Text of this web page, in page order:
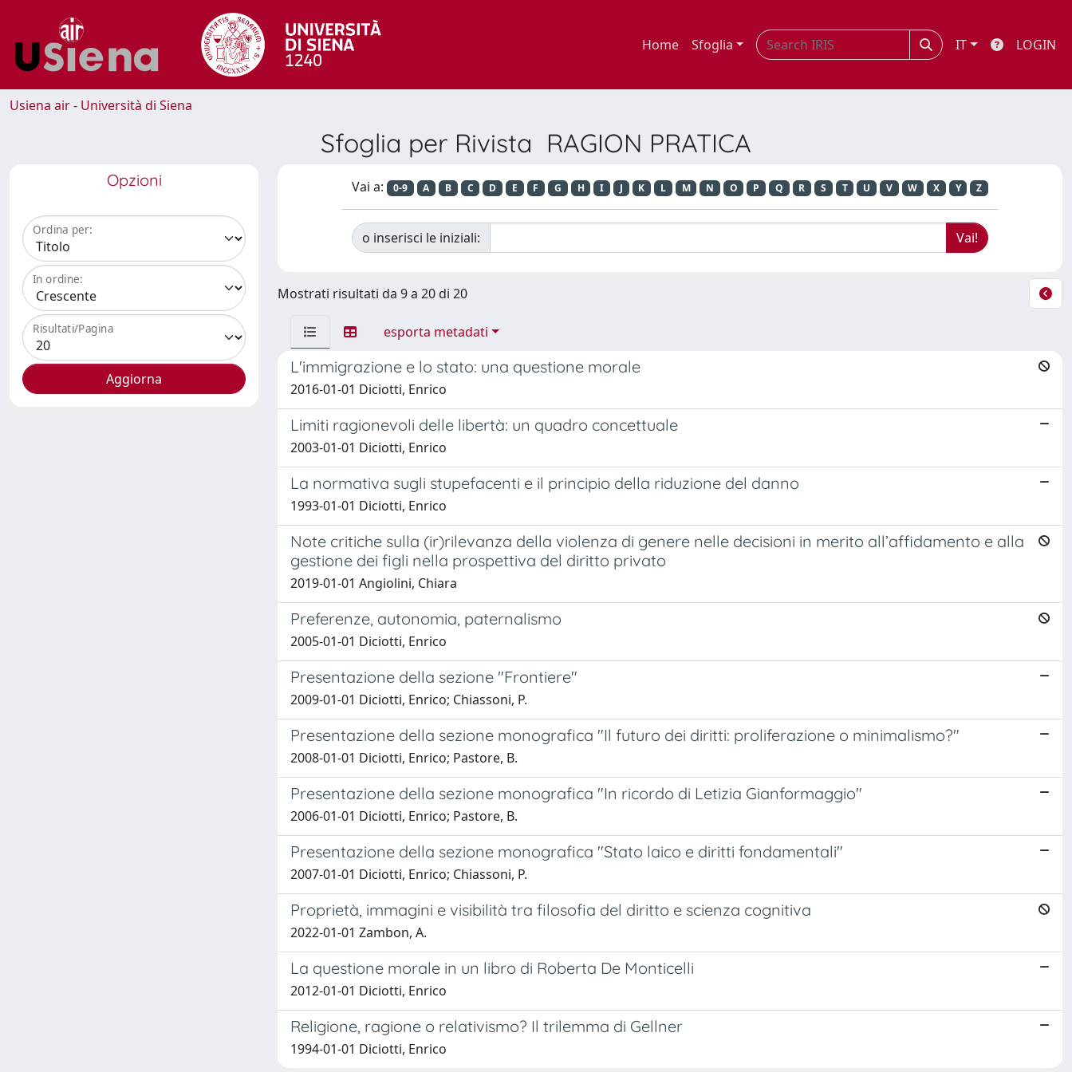
Home Sfoglia IT LOGIN
Usiena air - Università di Siena
Sfoglia per Rivista RAGION PRATICA
Opzioni
Ordina per:
In ordine:
Risultati/Pagina
Vai a: 0-9 A B C D E F G H I J K L M N O P Q R S T U V W X Y Z
o inserisci le iniziali:
Mostrati risultati da 9 a 20 di 20
esporta metadati
L'immigrazione e lo stato: una questione morale
2016-01-01 Diciotti, Enrico
Limiti ragionevoli delle libertà: un quadro concettuale
2003-01-01 Diciotti, Enrico
La normativa sugli stupefacenti e il principio della riduzione del danno
1993-01-01 Diciotti, Enrico
Note critiche sulla (ir)rilevanza della violenza di genere nelle decisioni in merito all’affidamento e alla
gestione dei figli nella prospettiva del diritto privato
2019-01-01 Angiolini, Chiara
Preferenze, autonomia, paternalismo
2005-01-01 Diciotti, Enrico
Presentazione della sezione "Frontiere"
2009-01-01 Diciotti, Enrico; Chiassoni, P.
Presentazione della sezione monografica "Il futuro dei diritti: proliferazione o minimalismo?"
2008-01-01 Diciotti, Enrico; Pastore, B.
Presentazione della sezione monografica "In ricordo di Letizia Gianformaggio"
2006-01-01 Diciotti, Enrico; Pastore, B.
Presentazione della sezione monografica "Stato laico e diritti fondamentali"
2007-01-01 Diciotti, Enrico; Chiassoni, P.
Proprietà, immagini e visibilità tra filosofia del diritto e scienza cognitiva
2022-01-01 Zambon, A.
La questione morale in un libro di Roberta De Monticelli
2012-01-01 Diciotti, Enrico
Religione, ragione o relativismo? Il trilemma di Gellner
1994-01-01 Diciotti, Enrico